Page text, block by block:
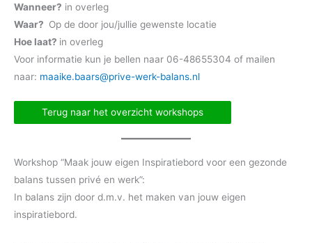
Wanneer? in overleg
Waar? Op de door jou/jullie gewenste locatie
Hoe laat? in overleg
Voor informatie kun je bellen naar 06-48655304 of mailen
naar: maaike.baars@prive-werk-balans.nl
Terug naar het overzicht workshops
Workshop “Maak jouw eigen Inspiratiebord voor een gezonde
balans tussen privé en werk”:
In balans zijn door d.m.v. het maken van jouw eigen
inspiratiebord.